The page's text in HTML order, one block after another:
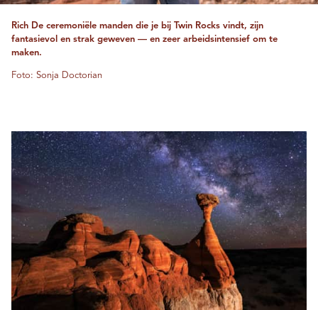
Rich De ceremoniële manden die je bij Twin Rocks vindt, zijn
fantasievol en strak geweven — en zeer arbeidsintensief om te
maken.
Foto: Sonja Doctorian